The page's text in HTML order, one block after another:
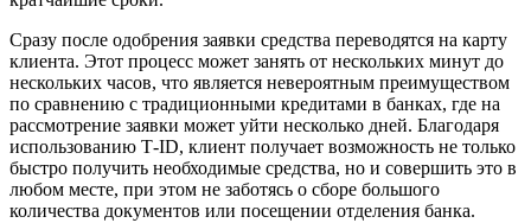
Сразу после одобрения заявки средства переводятся на карту
клиента. Этот процесс может занять от нескольких минут до
нескольких часов, что является невероятным преимуществом
по сравнению с традиционными кредитами в банках, где на
рассмотрение заявки может уйти несколько дней. Благодаря
использованию Т-ID, клиент получает возможность не только
быстро получить необходимые средства, но и совершить это в
любом месте, при этом не заботясь о сборе большого
количества документов или посещении отделения банка.